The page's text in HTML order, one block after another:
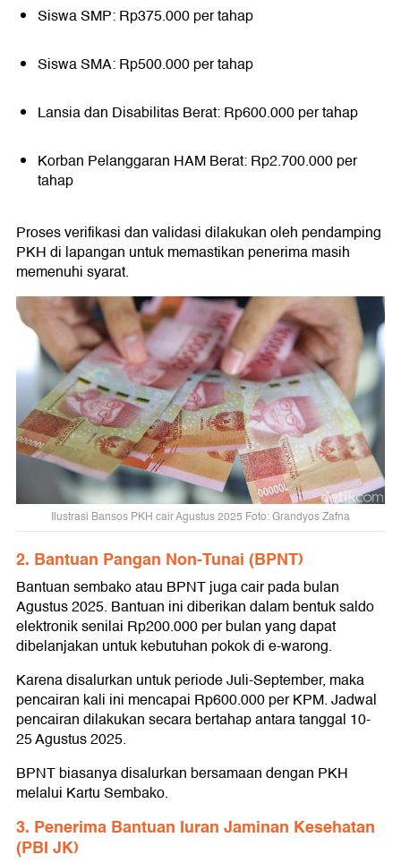
Siswa SMP: Rp375.000 per tahap
Siswa SMA: Rp500.000 per tahap
Lansia dan Disabilitas Berat: Rp600.000 per tahap
Korban Pelanggaran HAM Berat: Rp2.700.000 per
tahap
Proses verifikasi dan validasi dilakukan oleh pendamping
PKH di lapangan untuk memastikan penerima masih
memenuhi syarat.
Ilustrasi Bansos PKH cair Agustus 2025 Foto: Grandyos Zafna
2. Bantuan Pangan Non-Tunai (BPNT)
Bantuan sembako atau BPNT juga cair pada bulan
Agustus 2025. Bantuan ini diberikan dalam bentuk saldo
elektronik senilai Rp200.000 per bulan yang dapat
dibelanjakan untuk kebutuhan pokok di e-warong.
Karena disalurkan untuk periode Juli-September, maka
pencairan kali ini mencapai Rp600.000 per KPM. Jadwal
pencairan dilakukan secara bertahap antara tanggal 10-
25 Agustus 2025.
BPNT biasanya disalurkan bersamaan dengan PKH
melalui Kartu Sembako.
3. Penerima Bantuan Iuran Jaminan Kesehatan
(PBI JK)